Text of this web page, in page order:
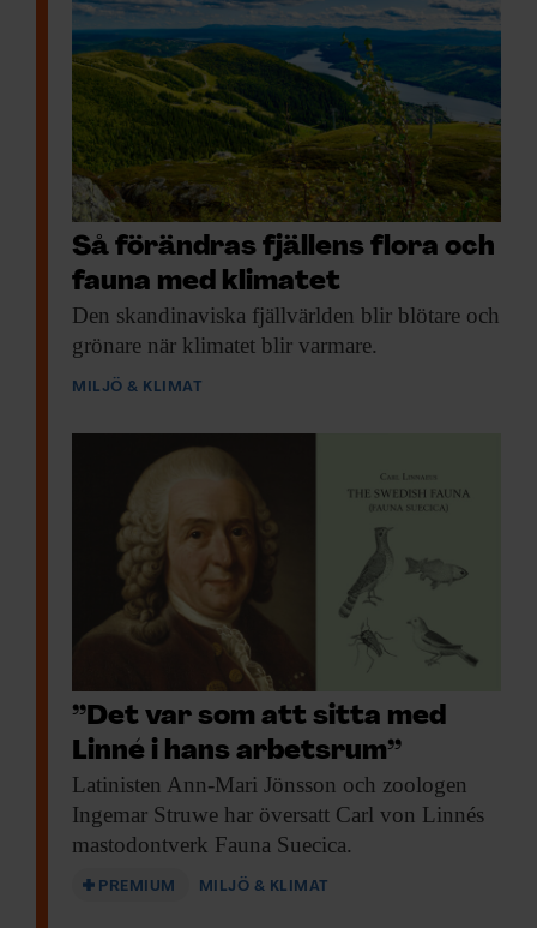
Så förändras fjällens flora och
fauna med klimatet
Den skandinaviska fjäll­världen blir blötare och
grönare när klimatet blir varmare.
MILJÖ & KLIMAT
”Det var som att sitta med
Linné i hans arbetsrum”
Latinisten Ann-Mari Jönsson och zoologen
Ingemar Struwe har översatt Carl von Linnés
mastodontverk Fauna Suecica.
PREMIUM MILJÖ & KLIMAT